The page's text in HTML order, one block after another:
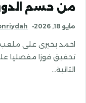
من حسم
مايو 18, 2026
احمد بحيرى على ملعب
تحقيق فوزا مفصليا
الثانية…